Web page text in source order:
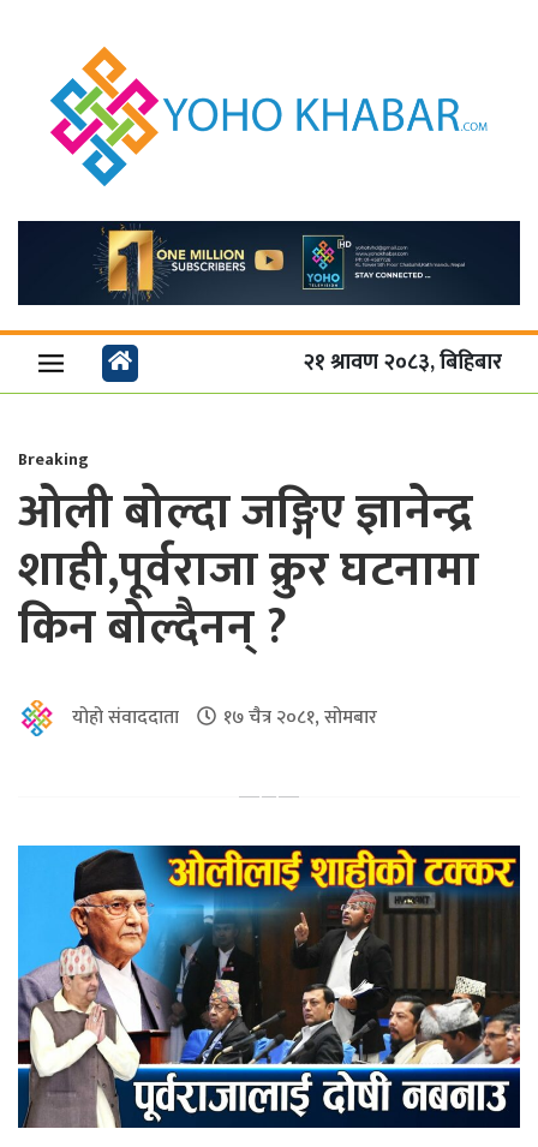
२१ श्रावण २०८३, बिहिबार
Breaking
ओली बोल्दा जङ्गिए ज्ञानेन्द्र
शाही,पूर्वराजा क्रुर घटनामा
किन बोल्दैनन् ?
योहो संवाददाता १७ चैत्र २०८१, सोमबार